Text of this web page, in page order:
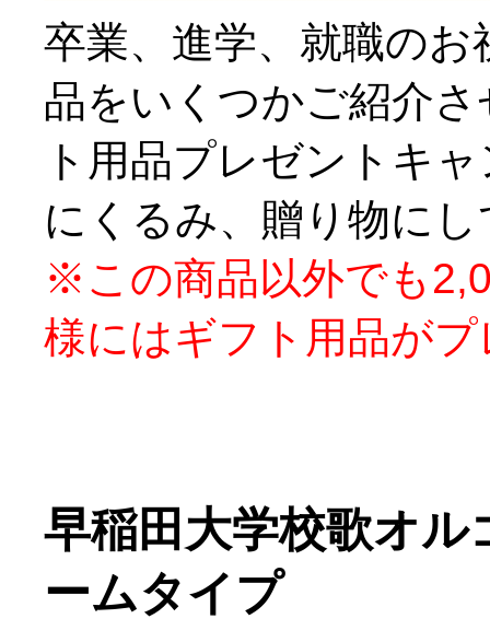
卒業、進学、就職の
品をいくつかご紹介
ト用品プレゼントキ
にくるみ、贈り物に
※この商品以外でも
様にはギフト用品が
早稲田大学校歌オ
ームタイプ